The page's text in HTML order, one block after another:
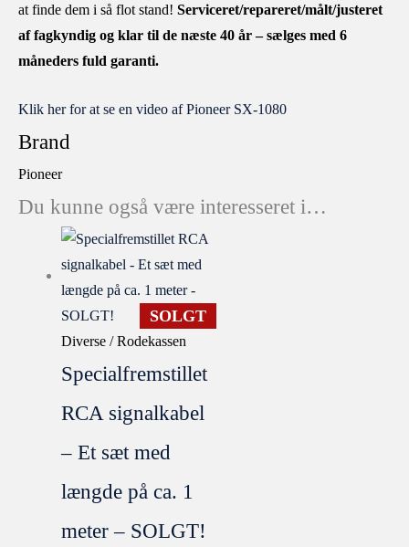
at finde dem i så flot stand! Serviceret/repareret/målt/justeret
af fagkyndig og klar til de næste 40 år – sælges med 6
måneders fuld garanti.
Klik her for at se en video af Pioneer SX-1080
Brand
Pioneer
Du kunne også være interesseret i…
SOLGT
Diverse / Rodekassen
Specialfremstillet
RCA signalkabel
– Et sæt med
længde på ca. 1
meter – SOLGT!